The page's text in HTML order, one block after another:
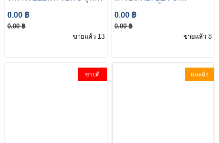
OE 212 320 11 89 / 212
320 12 89 ลูกหมาก กัน
0.00 ฿
0.00 ฿
ขายแล้ว 13
เครื่องM271 Mercedez
Benz W207 W204 W212
0.00 ฿
0.00 ฿
ขายแล้ว 8
ขายดี แนะนำ